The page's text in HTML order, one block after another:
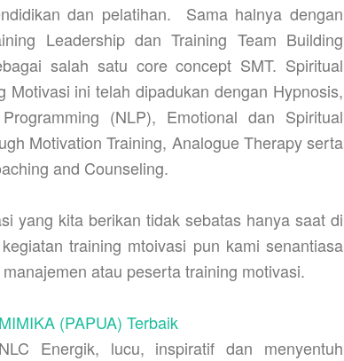
dan pelatihan.
Sama halnya dengan
Leadership dan Training Team Building
salah satu core concept SMT. Spiritual
Motivasi ini telah dipadukan dengan Hypnosis,
(NLP), Emotional dan Spiritual
Motivation Training, Analogue Therapy serta
and Counseling.
yang kita berikan tidak sebatas hanya saat di
training mtoivasi pun kami senantiasa
atau peserta training motivasi.
(PAPUA) Terbaik
Energik, lucu, inspiratif dan menyentuh